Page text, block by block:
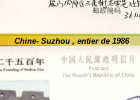
Chine- Suzhou , entier de 1986